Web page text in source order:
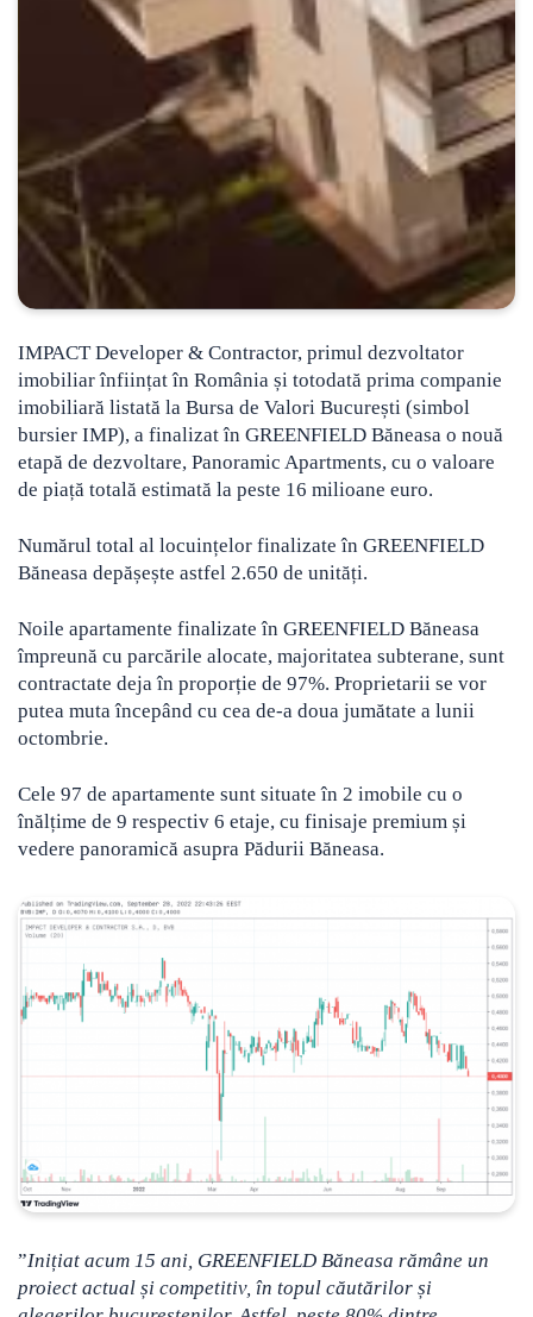
IMPACT Developer & Contractor, primul dezvoltator
imobiliar înființat în România și totodată prima companie
imobiliară listată la Bursa de Valori București (simbol
bursier IMP), a finalizat în GREENFIELD Băneasa o nouă
etapă de dezvoltare, Panoramic Apartments, cu o valoare
de piață totală estimată la peste 16 milioane euro.
Numărul total al locuințelor finalizate în GREENFIELD
Băneasa depășește astfel 2.650 de unități.
Noile apartamente finalizate în GREENFIELD Băneasa
împreună cu parcările alocate, majoritatea subterane, sunt
contractate deja în proporție de 97%. Proprietarii se vor
putea muta începând cu cea de-a doua jumătate a lunii
octombrie.
Cele 97 de apartamente sunt situate în 2 imobile cu o
înălțime de 9 respectiv 6 etaje, cu finisaje premium și
vedere panoramică asupra Pădurii Băneasa.
”Inițiat acum 15 ani, GREENFIELD Băneasa rămâne un
proiect actual și competitiv, în topul căutărilor și